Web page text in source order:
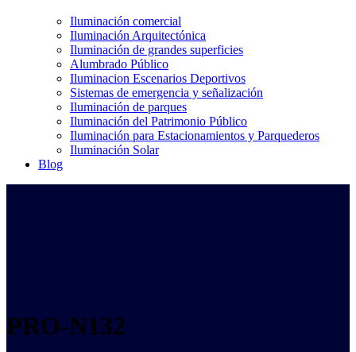
Iluminación comercial
Iluminación Arquitectónica
Iluminación de grandes superficies
Alumbrado Público
Iluminacion Escenarios Deportivos
Sistemas de emergencia y señalización
Iluminación de parques
Iluminación del Patrimonio Público
Iluminación para Estacionamientos y Parquederos
Iluminación Solar
Blog
PRO-N132